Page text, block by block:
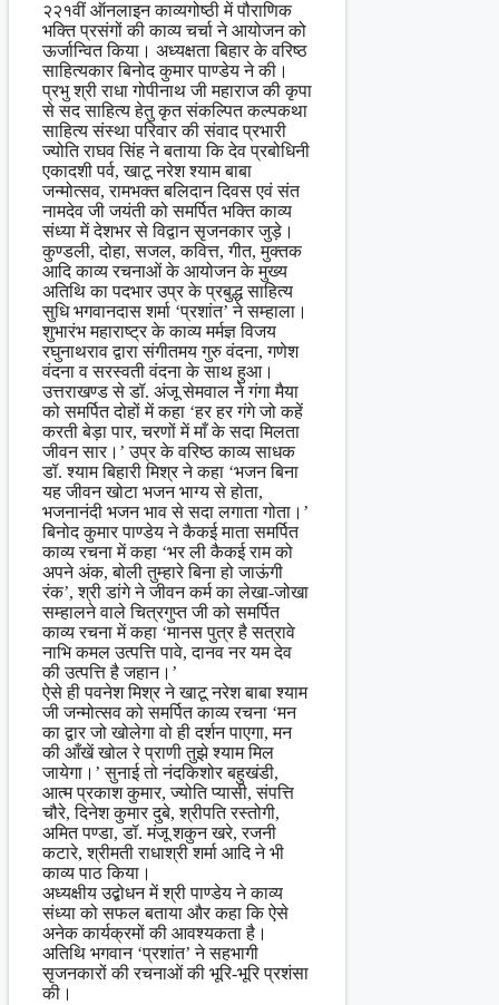
२२१वीं ऑनलाइन काव्यगोष्ठी में पौराणिक
भक्ति प्रसंगों की काव्य चर्चा ने आयोजन को
ऊर्जान्वित किया। अध्यक्षता बिहार के वरिष्ठ
साहित्यकार बिनोद कुमार पाण्डेय ने की।
प्रभु श्री राधा गोपीनाथ जी महाराज की कृपा
से सद साहित्य हेतु कृत संकल्पित कल्पकथा
साहित्य संस्था परिवार की संवाद प्रभारी
ज्योति राघव सिंह ने बताया कि देव प्रबोधिनी
एकादशी पर्व, खाटू नरेश श्याम बाबा
जन्मोत्सव, रामभक्त बलिदान दिवस एवं संत
नामदेव जी जयंती को समर्पित भक्ति काव्य
संध्या में देशभर से विद्वान सृजनकार जुड़े।
कुण्डली, दोहा, सजल, कवित्त, गीत, मुक्तक
आदि काव्य रचनाओं के आयोजन के मुख्य
अतिथि का पदभार उप्र के प्रबुद्ध साहित्य
सुधि भगवानदास शर्मा ‘प्रशांत’ ने सम्हाला।
शुभारंभ महाराष्ट्र के काव्य मर्मज्ञ विजय
रघुनाथराव द्वारा संगीतमय गुरु वंदना, गणेश
वंदना व सरस्वती वंदना के साथ हुआ।
उत्तराखण्ड से डॉ. अंजू सेमवाल ने गंगा मैया
को समर्पित दोहों में कहा ‘हर हर गंगे जो कहें
करती बेड़ा पार, चरणों में माँ के सदा मिलता
जीवन सार।’ उप्र के वरिष्ठ काव्य साधक
डॉ. श्याम बिहारी मिश्र ने कहा ‘भजन बिना
यह जीवन खोटा भजन भाग्य से होता,
भजनानंदी भजन भाव से सदा लगाता गोता।’
बिनोद कुमार पाण्डेय ने कैकई माता समर्पित
काव्य रचना में कहा ‘भर ली कैकई राम को
अपने अंक, बोली तुम्हारे बिना हो जाऊंगी
रंक’, श्री डांगे ने जीवन कर्म का लेखा-जोखा
सम्हालने वाले चित्रगुप्त जी को समर्पित
काव्य रचना में कहा ‘मानस पुत्र है सत्रावे
नाभि कमल उत्पत्ति पावे, दानव नर यम देव
की उत्पत्ति है जहान।’
ऐसे ही पवनेश मिश्र ने खाटू नरेश बाबा श्याम
जी जन्मोत्सव को समर्पित काव्य रचना ‘मन
का द्वार जो खोलेगा वो ही दर्शन पाएगा, मन
की आँखें खोल रे प्राणी तुझे श्याम मिल
जायेगा।’ सुनाई तो नंदकिशोर बहुखंडी,
आत्म प्रकाश कुमार, ज्योति प्यासी, संपत्ति
चौरे, दिनेश कुमार दुबे, श्रीपति रस्तोगी,
अमित पण्डा, डॉ. मंजू शकुन खरे, रजनी
कटारे, श्रीमती राधाश्री शर्मा आदि ने भी
काव्य पाठ किया।
अध्यक्षीय उद्बोधन में श्री पाण्डेय ने काव्य
संध्या को सफल बताया और कहा कि ऐसे
अनेक कार्यक्रमों की आवश्यकता है।
अतिथि भगवान ‘प्रशांत’ ने सहभागी
सृजनकारों की रचनाओं की भूरि-भूरि प्रशंसा
की।